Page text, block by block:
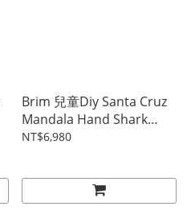
Brim 兒童Diy Santa Cruz
Mandala Hand Shark
27.7"│衝浪滑板
NT$6,980